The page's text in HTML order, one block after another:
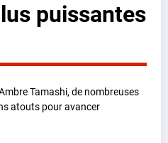
puissantes
Tamashi, de nombreuses
atouts pour avancer